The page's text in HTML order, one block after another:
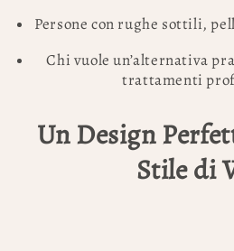
Persone con rughe sottili,
Chi vuole un’alternativa
trattamenti
Un Design
Stile di